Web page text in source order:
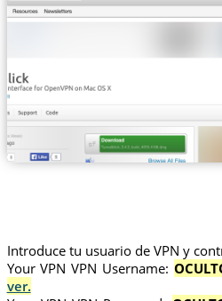
Introduce tu usuario de VPN y
Your VPN VPN Username:
ver.